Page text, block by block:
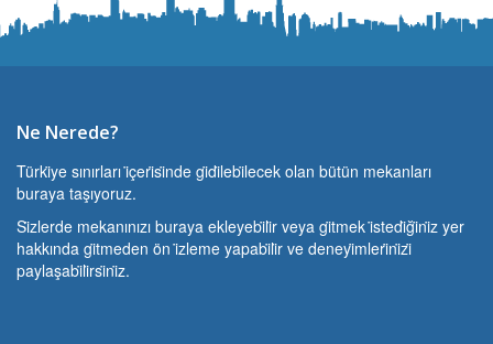
Ne Nerede?
Türki̇ye sınırları i̇çeri̇si̇nde gi̇di̇lebi̇lecek olan bütün mekanları
buraya taşıyoruz.
Si̇zlerde mekanınızı buraya ekleyebi̇li̇r veya gi̇tmek i̇stedi̇ği̇ni̇z yer
hakkında gi̇tmeden ön i̇zleme yapabi̇li̇r ve deneyi̇mleri̇ni̇zi̇
paylaşabi̇li̇rsi̇ni̇z.